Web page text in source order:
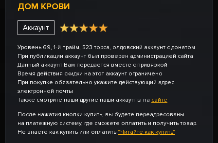
ДОМ КРОВИ
Аккаунт
Уровень 69, 1-й прайм, 523 торса, олдовский аккаунт с донатом
При публикации аккаунт был проверен администрацией сайта
Данный аккаунт Вам передается вместе с привязкой
Время действия скидки на этот аккаунт ограничено
При покупке обязательно укажите действующий адрес
электронной почты
Также смотрите наши другие наши аккаунты на сайте
После нажатия кнопки купить, вы будете переадресованы
на платежную систему, где сможете оплатить и получить товар.
Не знаете как купить или оплатить "Читайте как купить"